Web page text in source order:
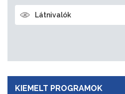
Látnivalók
KIEMELT PROGRAMOK